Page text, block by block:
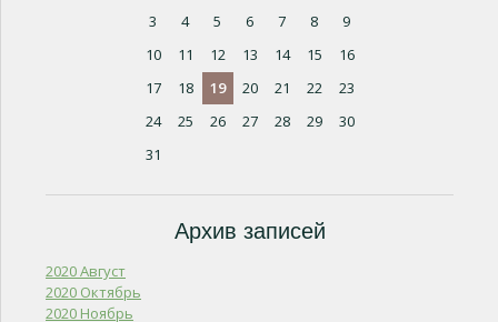
3
4 5 6 7 8
9
10
11 12 13 14 15
16
17
18 19 20 21 22
23
24
25 26 27 28 29
30
31
Архив записей
2020 Август
2020 Октябрь
2020 Ноябрь